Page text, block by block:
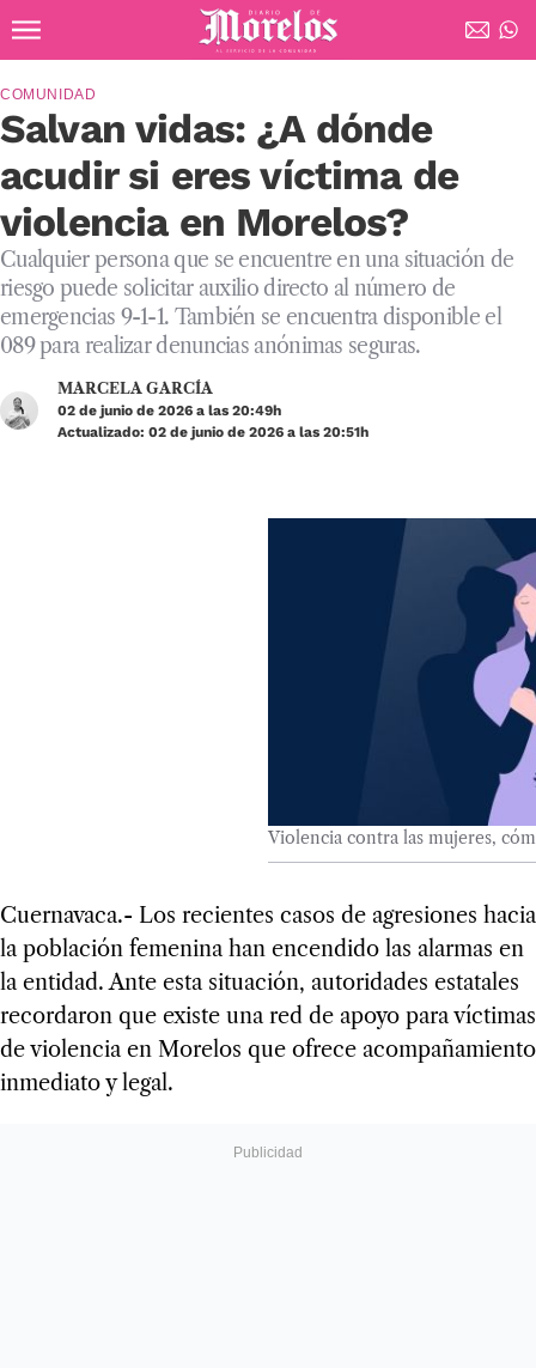
Diario de Morelos
Salvan vidas: ¿A dónde
acudir si eres víctima de
violencia en Morelos?
COMUNIDAD
Cualquier persona que se encuentre en una situación de
riesgo puede solicitar auxilio directo al número de
emergencias 9-1-1. También se encuentra disponible el
089 para realizar denuncias anónimas seguras.
MARCELA GARCÍA
02 de junio de 2026 a las 20:49h
Actualizado: 02 de junio de 2026 a las 20:51h
Violencia contra las mujeres,
Cuernavaca.- Los recientes casos de agresiones hacia
la población femenina han encendido las alarmas en
la entidad. Ante esta situación, autoridades estatales
recordaron que existe una red de apoyo para víctimas
de violencia en Morelos que ofrece acompañamiento
inmediato y legal.